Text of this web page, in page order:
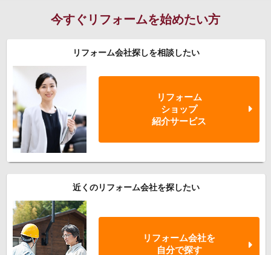
今すぐリフォームを始めたい方
リフォーム会社探しを相談したい
リフォーム
ショップ
紹介サービス
近くのリフォーム会社を探したい
リフォーム会社を
自分で探す